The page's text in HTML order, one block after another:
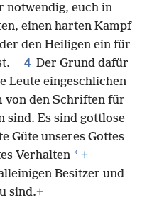
notwendig, euch in
einen harten Kampf
der den Heiligen ein für
4 Der Grund dafür
Leute eingeschlichen
von den Schriften für
sind. Es sind gottlose
Güte unseres Gottes
Verhalten * +
Besitzer und
sind.+